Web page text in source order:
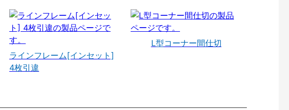
ラインフレーム[インセット]
4枚引違
L型コーナー間仕切